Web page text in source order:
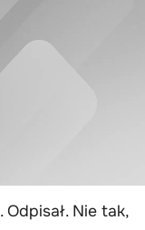
Nie tak,